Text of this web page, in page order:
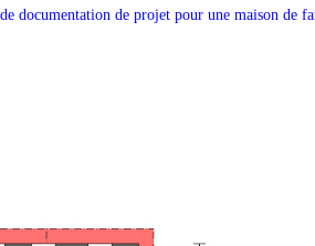
documentation de projet pour une maison de